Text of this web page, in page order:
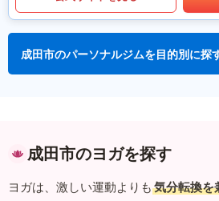
成田市のパーソナルジムを目的別に探
成田市のヨガを探す
ヨガは、激しい運動よりも 気分転換を